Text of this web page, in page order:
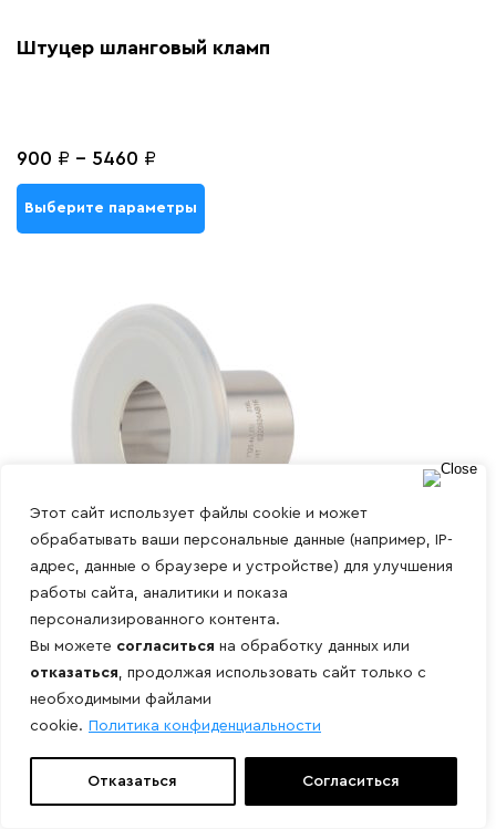
Этот сайт использует файлы cookie и может
обрабатывать ваши персональные данные (например, IP-
адрес, данные о браузере и устройстве) для улучшения
работы сайта, аналитики и показа
персонализированного контента.
Вы можете согласиться на обработку данных или
отказаться, продолжая использовать сайт только с
необходимыми файлами
cookie. Политика конфиденциальности
Отказаться Согласиться
Штуцер шланговый кламп
900 ₽ - 5460 ₽
Выберите параметры
Прокладка кламп SILICONE с буртом
125₽-365₽